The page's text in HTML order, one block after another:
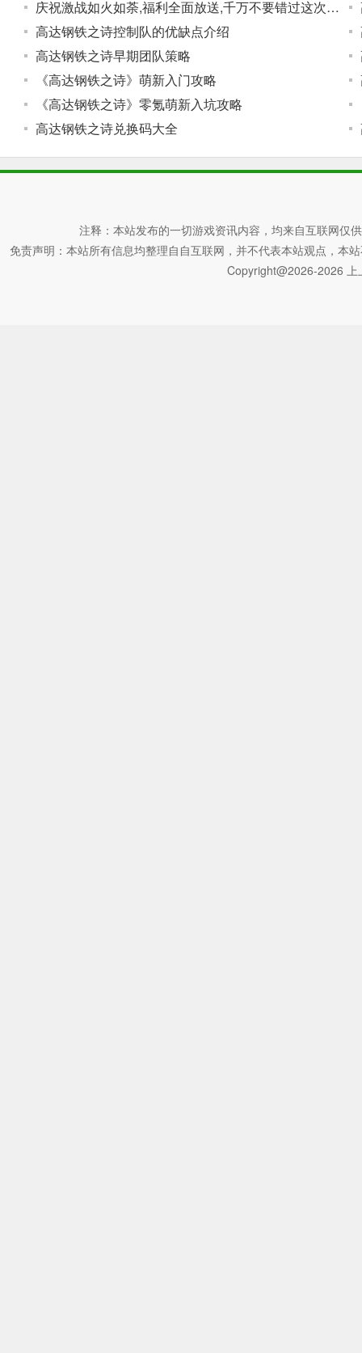
庆祝激战如火如荼,福利全面放送,千万不要错过这次体验巅峰机战
高达钢铁之诗控制队的优缺点介绍
高达钢铁之诗早期团队策略
《高达钢铁之诗》萌新入门攻略
《高达钢铁之诗》零氪萌新入坑攻略
高达钢铁之诗兑换码大全
注释：本站发布的一切游戏资讯内容，均来自互联网仅
免责声明：本站所有信息均整理自自互联网，并不代表本站观点，本
Copyright@2026-2026